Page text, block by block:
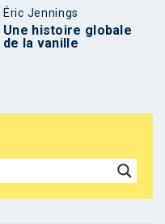
Éric Jennings
Une histoire globale
de la vanille